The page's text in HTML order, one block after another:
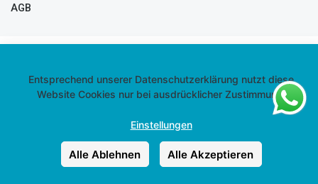
AGB
Entsprechend unserer Datenschutzerklärung nutzt diese
Website Cookies nur bei ausdrücklicher Zustimmung.
Einstellungen
Alle Ablehnen Alle Akzeptieren
Lagerraum mieten